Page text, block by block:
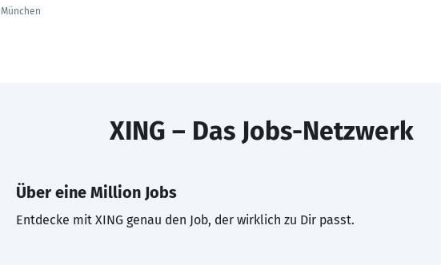
München
XING – Das Jobs-Netzwerk
Über eine Million Jobs
Entdecke mit XING genau den Job, der wirklich zu Dir passt.